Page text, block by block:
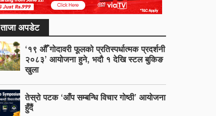
ताजा अपडेट
‘१९ औँ गोदावरी फूलको प्रतिस्पर्धात्मक प्रदर्शनी
२०८३’ आयोजना हुने, भदौ १ देखि स्टल बुकिङ
खुला
तेस्रो पटक ‘आँप सम्बन्धि विचार गोष्ठी’ आयोजना
हुँदैं